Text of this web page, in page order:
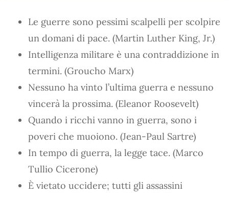
Le guerre sono pessimi scalpelli per scolpire
un domani di pace. (Martin Luther King, Jr.)
Intelligenza militare è una contraddizione in
termini. (Groucho Marx)
Nessuno ha vinto l’ultima guerra e nessuno
vincerà la prossima. (Eleanor Roosevelt)
Quando i ricchi vanno in guerra, sono i
poveri che muoiono. (Jean-Paul Sartre)
In tempo di guerra, la legge tace. (Marco
Tullio Cicerone)
È vietato uccidere; tutti gli assassini